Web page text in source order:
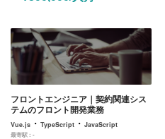
フロントエンジニア｜契約関連シス
テムのフロント開発業務
Vue.js ・ TypeScript ・ JavaScript
最寄駅 : -